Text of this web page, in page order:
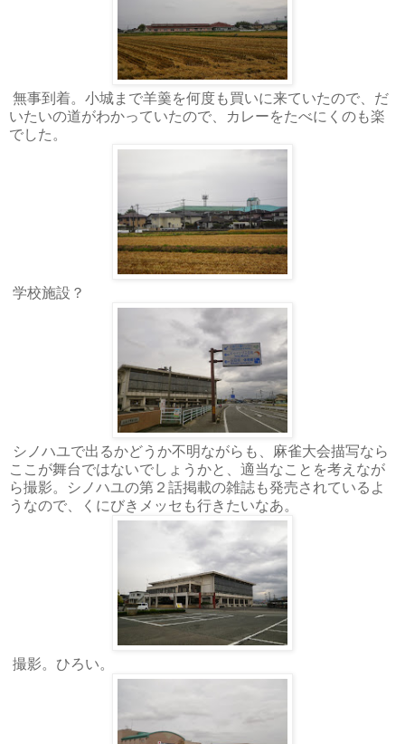
無事到着。小城まで羊羹を何度も買いに来ていたので、だ
いたいの道がわかっていたので、カレーをたべにくのも楽
でした。
学校施設？
シノハユで出るかどうか不明ながらも、麻雀大会描写なら
ここが舞台ではないでしょうかと、適当なことを考えなが
ら撮影。シノハユの第２話掲載の雑誌も発売されているよ
うなので、くにびきメッセも行きたいなあ。
撮影。ひろい。